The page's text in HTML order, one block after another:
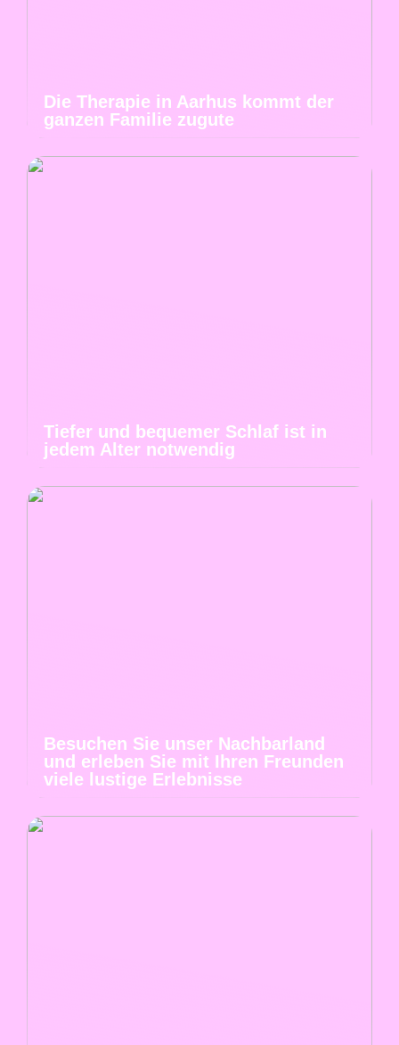
Die Therapie in Aarhus kommt der
ganzen Familie zugute
Tiefer und bequemer Schlaf ist in
jedem Alter notwendig
Besuchen Sie unser Nachbarland
und erleben Sie mit Ihren Freunden
viele lustige Erlebnisse